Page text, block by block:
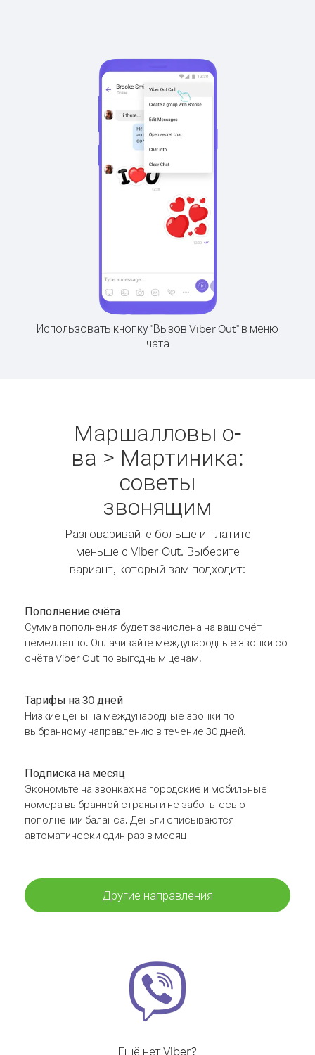
Использовать кнопку "Вызов Viber Out" в меню
чата
Маршалловы о-
ва > Мартиника:
советы
звонящим
Разговаривайте больше и платите
меньше с Viber Out. Выберите
вариант, который вам подходит:
Пополнение счёта
Сумма пополнения будет зачислена на ваш счёт
немедленно. Оплачивайте международные звонки со
счёта Viber Out по выгодным ценам.
Тарифы на 30 дней
Низкие цены на международные звонки по
выбранному направлению в течение 30 дней.
Подписка на месяц
Экономьте на звонках на городские и мобильные
номера выбранной страны и не заботьтесь о
пополнении баланса. Деньги списываются
автоматически один раз в месяц
Другие направления
Ещё нет Viber?